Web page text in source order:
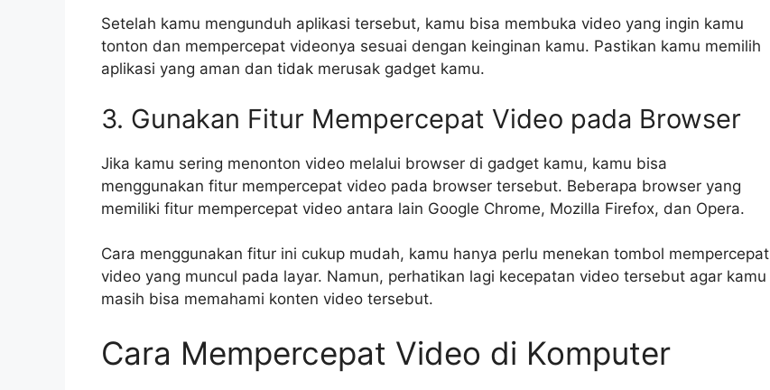
Setelah kamu mengunduh aplikasi tersebut, kamu bisa membuka video yang ingin kamu
tonton dan mempercepat videonya sesuai dengan keinginan kamu. Pastikan kamu memilih
aplikasi yang aman dan tidak merusak gadget kamu.
3. Gunakan Fitur Mempercepat Video pada Browser
Jika kamu sering menonton video melalui browser di gadget kamu, kamu bisa
menggunakan fitur mempercepat video pada browser tersebut. Beberapa browser yang
memiliki fitur mempercepat video antara lain Google Chrome, Mozilla Firefox, dan Opera.
Cara menggunakan fitur ini cukup mudah, kamu hanya perlu menekan tombol mempercepat
video yang muncul pada layar. Namun, perhatikan lagi kecepatan video tersebut agar kamu
masih bisa memahami konten video tersebut.
Cara Mempercepat Video di Komputer